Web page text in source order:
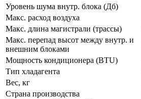
Уровень шума внутр. блока (Дб)
Макс. расход воздуха
Макс. длина магистрали (трассы)
Макс. перепад высот между внутр. и
внешним блоками
Мощность кондиционера (BTU)
Тип хладагента
Вес, кг
Страна производства